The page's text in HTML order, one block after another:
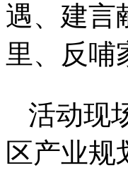
遇、建言
里、反哺
活动现
区产业规